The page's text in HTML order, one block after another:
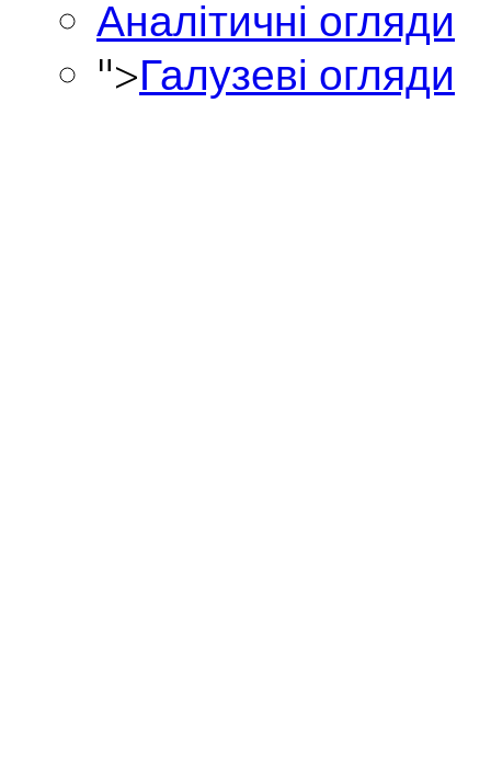
Аналітичні огляди
">Галузеві огляди